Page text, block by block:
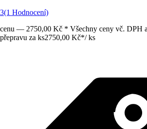
3(1 Hodnocení)
cenu — 2750,00 Kč * Všechny ceny vč. DPH
přepravu za ks2750,00 Kč*/ ks